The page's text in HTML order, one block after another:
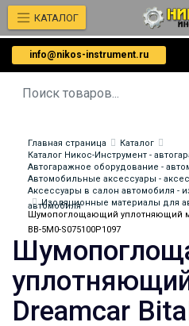
info@nikos-instrument.ru
КАТАЛОГ
Главная страница
Каталог
Каталог Никос-Инструмент -
Автогаражное оборудование -
Автомобильные аксессуары -
Аксессуары в салон автомобиля -
автомобиля
Изоляционные материалы для
Шумопоглощающий уплотняющий
BB-5M0-S075100P1097
Dreamcar